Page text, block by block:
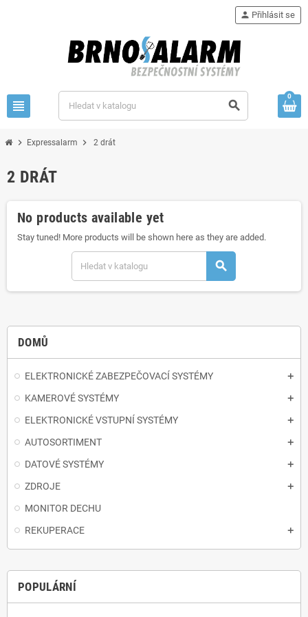
view_headline search
person Přihlásit se
0
chevron_right Expressalarm chevron_right 2 drát
DOMŮ
ELEKTRONICKÉ ZABEZPEČOVACÍ SYSTÉMY
KAMEROVÉ SYSTÉMY
ELEKTRONICKÉ VSTUPNÍ SYSTÉMY
AUTOSORTIMENT
DATOVÉ SYSTÉMY
ZDROJE
MONITOR DECHU
REKUPERACE
POPULÁRNÍ
2 DRÁT
No products available yet
Stay tuned! More products will be shown here as they are added.
search